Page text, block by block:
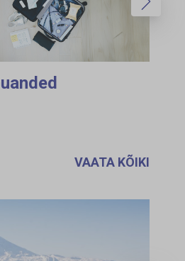
VAATA KÕIKI